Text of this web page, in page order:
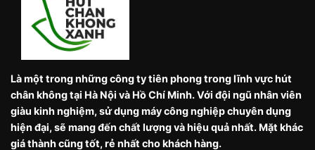
Là một trong những công ty tiên phong trong lĩnh vực hút
chân không tại Hà Nội và Hồ Chí Minh. Với đội ngũ nhân viên
giàu kinh nghiệm, sử dụng máy công nghiệp chuyên dụng
hiện đại, sẽ mang đến chất lượng và hiệu quả nhất. Mặt khác
giá thành cũng tốt, rẻ nhất cho khách hàng.